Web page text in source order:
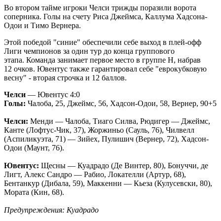
Во втором тайме игроки Челси трижды поразили ворота
соперника. Голы на счету Риса Джеймса, Каллума Хадсона-
Одои и Тимо Вернера.
Этой победой "синие" обеспечили себе выход в плей-офф
Лиги чемпионов за один тур до конца группового
этапа. Команда занимает первое место в группе H, набрав
12 очков. Ювентус также гарантировал себе "еврокубковую
весну" - вторая строчка и 12 баллов.
Челси — Ювентус 4:0
Голы: Чалоба, 25, Джеймс, 56, Хадсон-Одои, 58, Вернер, 90+5
Челси: Менди — Чалоба, Тиаго Силва, Рюдигер — Джеймс,
Канте (Лофтус-Чик, 37), Жоржиньо (Сауль, 76), Чилвелл
(Аспиликуэта, 71) — Зийех, Пулишич (Вернер, 72), Хадсон-
Одои (Маунт, 76).
Ювентус: Щесны — Куадрадо (Де Винтер, 80), Бонуччи, де
Лигт, Алекс Сандро — Рабио, Локателли (Артур, 68),
Бентанкур (Дибала, 59), Маккенни — Кьеза (Кулусевски, 80),
Мората (Кин, 68).
Предупреждения: Куадрадо